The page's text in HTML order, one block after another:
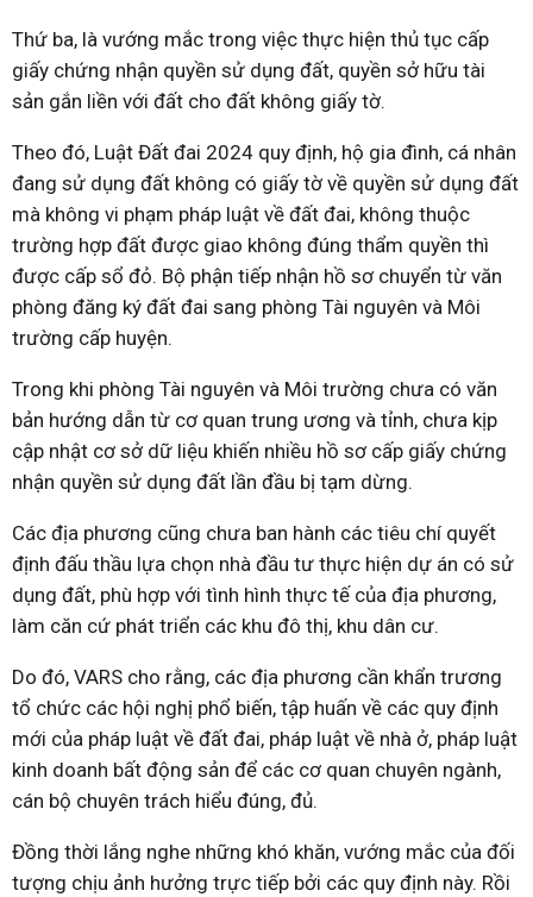
Thứ ba, là vướng mắc trong việc thực hiện thủ tục cấp
giấy chứng nhận quyền sử dụng đất, quyền sở hữu tài
sản gắn liền với đất cho đất không giấy tờ.
Theo đó, Luật Đất đai 2024 quy định, hộ gia đình, cá nhân
đang sử dụng đất không có giấy tờ về quyền sử dụng đất
mà không vi phạm pháp luật về đất đai, không thuộc
trường hợp đất được giao không đúng thẩm quyền thì
được cấp sổ đỏ. Bộ phận tiếp nhận hồ sơ chuyển từ văn
phòng đăng ký đất đai sang phòng Tài nguyên và Môi
trường cấp huyện.
Trong khi phòng Tài nguyên và Môi trường chưa có văn
bản hướng dẫn từ cơ quan trung ương và tỉnh, chưa kịp
cập nhật cơ sở dữ liệu khiến nhiều hồ sơ cấp giấy chứng
nhận quyền sử dụng đất lần đầu bị tạm dừng.
Các địa phương cũng chưa ban hành các tiêu chí quyết
định đấu thầu lựa chọn nhà đầu tư thực hiện dự án có sử
dụng đất, phù hợp với tình hình thực tế của địa phương,
làm căn cứ phát triển các khu đô thị, khu dân cư.
Do đó, VARS cho rằng, các địa phương cần khẩn trương
tổ chức các hội nghị phổ biến, tập huấn về các quy định
mới của pháp luật về đất đai, pháp luật về nhà ở, pháp luật
kinh doanh bất động sản để các cơ quan chuyên ngành,
cán bộ chuyên trách hiểu đúng, đủ.
Đồng thời lắng nghe những khó khăn, vướng mắc của đối
tượng chịu ảnh hưởng trực tiếp bởi các quy định này. Rồi